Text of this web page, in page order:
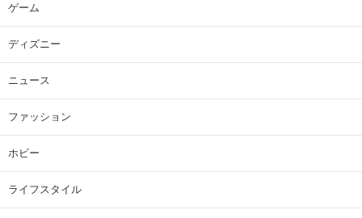
ゲーム
ディズニー
ニュース
ファッション
ホビー
ライフスタイル